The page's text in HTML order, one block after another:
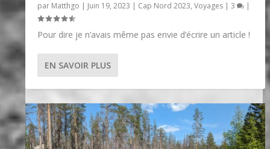
par Matthgo | Juin 19, 2023 | Cap Nord 2023,Voyages |3 |
Pour dire je n’avais même pas envie d’écrire un article !
EN SAVOIR PLUS